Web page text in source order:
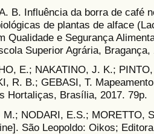
B. Influência da borra de café
de plantas de alface
Qualidade e Segurança
Superior Agrária, Bragança,
E.; NAKATINO, J. K.;
R. B.; GEBASI, T.
Hortaliças, Brasília, 2017. 79p.
M.; NODARI, E.S.; MORETTO,
São Leopoldo: Oikos;